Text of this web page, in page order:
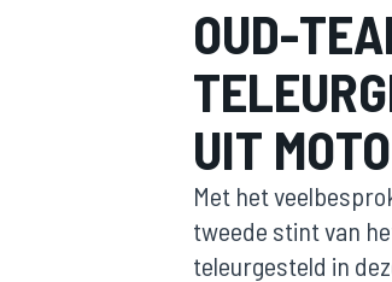
MOTOGP
OUD-
UIT
Met het
tweede stint van
teleurgesteld in